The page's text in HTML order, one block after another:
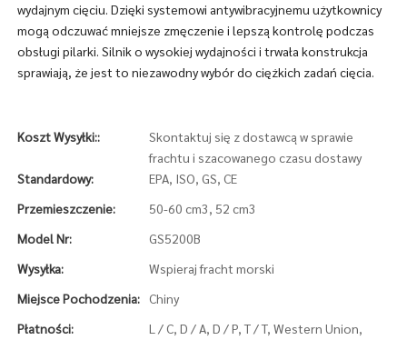
wydajnym cięciu. Dzięki systemowi antywibracyjnemu użytkownicy
mogą odczuwać mniejsze zmęczenie i lepszą kontrolę podczas
obsługi pilarki. Silnik o wysokiej wydajności i trwała konstrukcja
sprawiają, że jest to niezawodny wybór do ciężkich zadań cięcia.
Koszt Wysyłki::
Skontaktuj się z dostawcą w sprawie
frachtu i szacowanego czasu dostawy
Standardowy:
EPA, ISO, GS, CE
Przemieszczenie:
50-60 cm3, 52 cm3
Model Nr:
GS5200B
Wysyłka:
Wspieraj fracht morski
Miejsce Pochodzenia:
Chiny
Płatności:
L / C, D / A, D / P, T / T, Western Union,